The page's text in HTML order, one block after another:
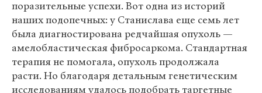
поразительные успехи. Вот одна из историй
наших подопечных: у Станислава еще семь лет
была диагностирована редчайшая опухоль —
амелобластическая фибросаркома. Стандартная
терапия не помогала, опухоль продолжала
расти. Но благодаря детальным генетическим
исследованиям удалось подобрать таргетные